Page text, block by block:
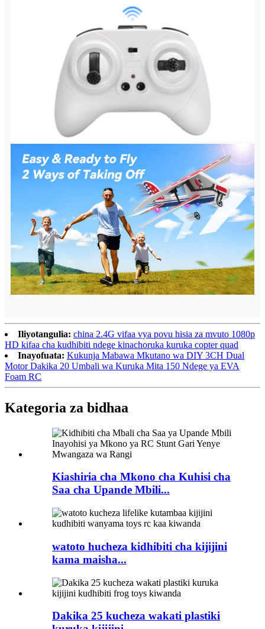
Iliyotangulia: china 2.4G vifaa vya povu hisia za mvuto 1080p
HD kifaa cha kudhibiti ndege kinachoruka kuruka copter quad
Inayofuata: Kukunja Mabawa Mkutano wa DIY 3CH Dual
Motor Dakika 20 Umbali wa Kuruka Mita 150 Ndege ya EVA
Foam RC
Kategoria za bidhaa
Kiashiria cha Mkono cha Kuhisi cha
Saa cha Upande Mbili...
watoto hucheza kidhibiti cha kijijini
kama maisha...
Dakika 25 kucheza wakati plastiki